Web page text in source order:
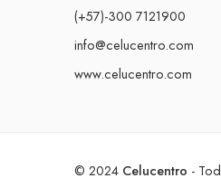
(+57)-300 7121900
info@celucentro.com
www.celucentro.com
© 2024 Celucentro -